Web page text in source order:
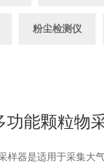
粉尘检测仪
功能颗粒物
样器是适用于采集大